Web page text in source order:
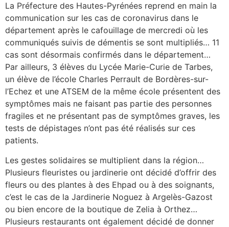
La Préfecture des Hautes-Pyrénées reprend en main la
communication sur les cas de coronavirus dans le
département après le cafouillage de mercredi où les
communiqués suivis de démentis se sont multipliés… 11
cas sont désormais confirmés dans le département…
Par ailleurs, 3 élèves du Lycée Marie-Curie de Tarbes,
un élève de l’école Charles Perrault de Bordères-sur-
l’Echez et une ATSEM de la même école présentent des
symptômes mais ne faisant pas partie des personnes
fragiles et ne présentant pas de symptômes graves, les
tests de dépistages n’ont pas été réalisés sur ces
patients.
Les gestes solidaires se multiplient dans la région…
Plusieurs fleuristes ou jardinerie ont décidé d’offrir des
fleurs ou des plantes à des Ehpad ou à des soignants,
c’est le cas de la Jardinerie Noguez à Argelès-Gazost
ou bien encore de la boutique de Zelia à Orthez…
Plusieurs restaurants ont également décidé de donner